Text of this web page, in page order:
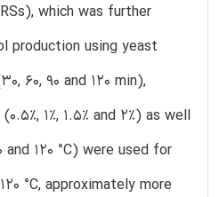
which was further
production using yeast
60, 90 and 120 min),
1%, 1.5% and 2%) as well
and 120 °C) were used for
°C, approximately more